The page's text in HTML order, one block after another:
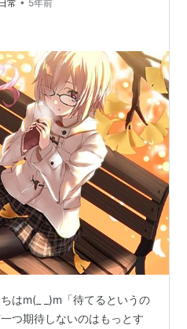
夢…
常 5年前
はm(_ _)m「待てるというの
つ期待しないのはもっとす